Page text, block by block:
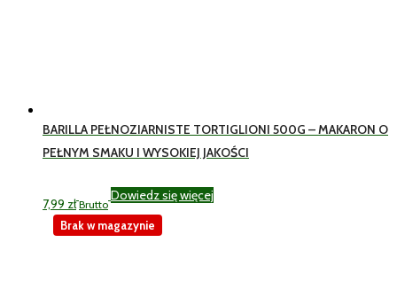
BARILLA PEŁNOZIARNISTE TORTIGLIONI 500G – MAKARON O
PEŁNYM SMAKU I WYSOKIEJ JAKOŚCI
7,99 zł Brutto
Dowiedz się więcej
Brak w magazynie